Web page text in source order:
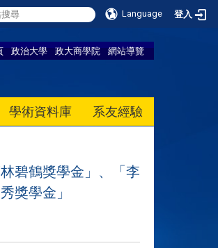
Language 登入
政治大學 政大商學院 網站導覽
學術資料庫 系友經驗
碧鶴獎學金」、「李
獎學金」